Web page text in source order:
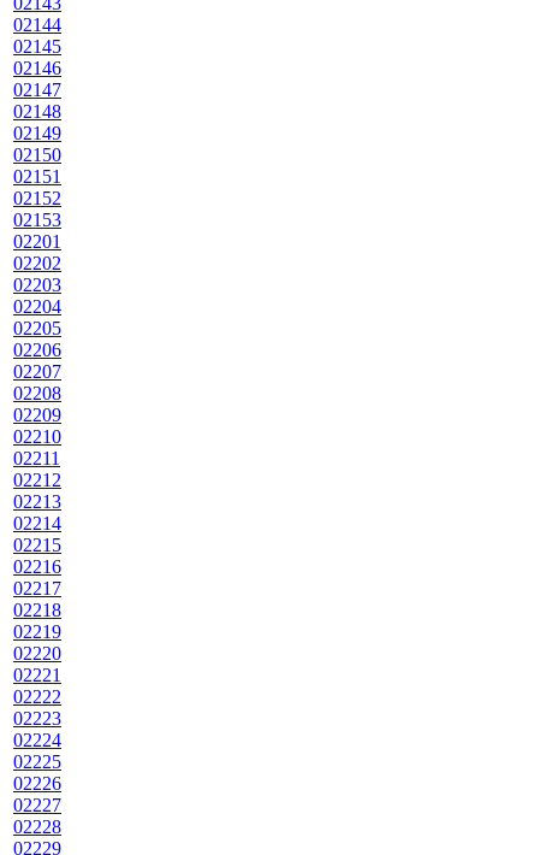
02144
02145
02146
02147
02148
02149
02150
02151
02152
02153
02201
02202
02203
02204
02205
02206
02207
02208
02209
02210
02211
02212
02213
02214
02215
02216
02217
02218
02219
02220
02221
02222
02223
02224
02225
02226
02227
02228
02229